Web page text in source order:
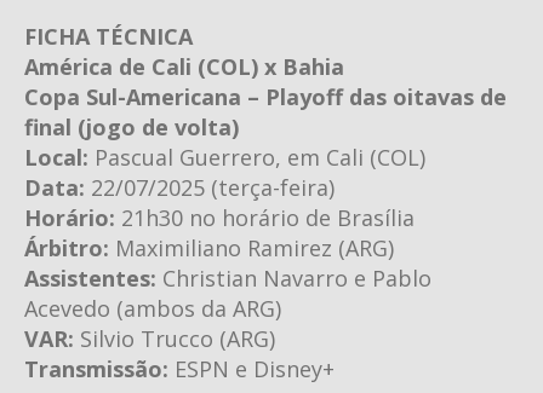
FICHA TÉCNICA
América de Cali (COL) x Bahia
Copa Sul-Americana – Playoff das oitavas de
final (jogo de volta)
Local: Pascual Guerrero, em Cali (COL)
Data: 22/07/2025 (terça-feira)
Horário: 21h30 no horário de Brasília
Árbitro: Maximiliano Ramirez (ARG)
Assistentes: Christian Navarro e Pablo
Acevedo (ambos da ARG)
VAR: Silvio Trucco (ARG)
Transmissão: ESPN e Disney+